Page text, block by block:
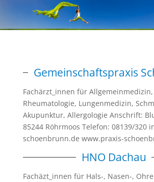
Gemeinschaftspraxis
Fachärzt_innen für Allgemeinmedizin,
Rheumatologie, Lungenmedizin,
Akupunktur, Allergologie Anschrift:
85244 Röhrmoos Telefon: 08139/320
schoenbrunn.de www.praxis-
HNO Dachau
Fachäzt_innen für Hals-, Nasen-,